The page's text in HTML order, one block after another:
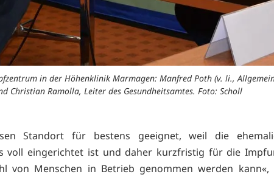
in der Höhenklinik Marmagen: Manfred Poth (v. li.,
Christian Ramolla, Leiter des Gesundheitsamtes. Foto: Scholl
Standort für bestens geeignet, weil die
voll eingerichtet ist und daher kurzfristig für die
von Menschen in Betrieb genommen werden kann«,